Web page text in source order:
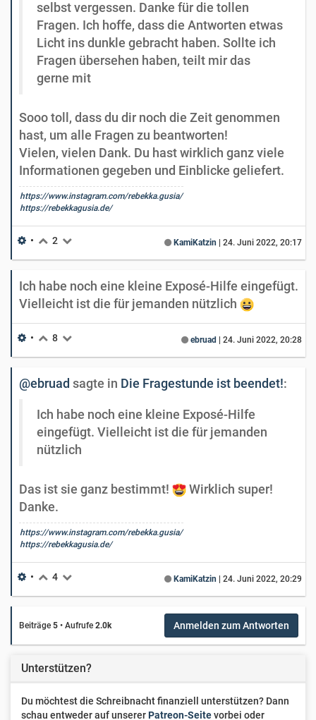
selbst vergessen. Danke für die tollen
Fragen. Ich hoffe, dass die Antworten etwas
Licht ins dunkle gebracht haben. Sollte ich
Fragen übersehen haben, teilt mir das
gerne mit
Sooo toll, dass du dir noch die Zeit genommen
hast, um alle Fragen zu beantworten!
Vielen, vielen Dank. Du hast wirklich ganz viele
Informationen gegeben und Einblicke geliefert.
https://www.instagram.com/rebekka.gusia/
https://rebekkagusia.de/
KamiKatzin 24. Juni 2022, 20:17
• 2
Ich habe noch eine kleine Exposé-Hilfe eingefügt.
Vielleicht ist die für jemanden nützlich
ebruad 24. Juni 2022, 20:28
• 8
@ebruad sagte in Die Fragestunde ist beendet!:
Ich habe noch eine kleine Exposé-Hilfe
eingefügt. Vielleicht ist die für jemanden
nützlich
Das ist sie ganz bestimmt!
Wirklich super!
Danke.
https://www.instagram.com/rebekka.gusia/
https://rebekkagusia.de/
KamiKatzin 24. Juni 2022, 20:29
• 4
Beiträge 5 • Aufrufe 2.0k Anmelden zum Antworten
Unterstützen?
Du möchtest die Schreibnacht finanziell unterstützen? Dann
schau entweder auf unsererPatreon-Seitevorbei oder